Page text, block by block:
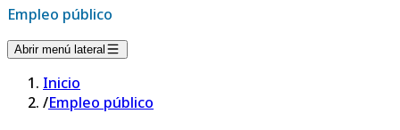
Empleo público
Abrir menú lateral
Inicio
/Empleo público